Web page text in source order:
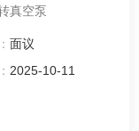
回转真空泵
面议
2025-10-11